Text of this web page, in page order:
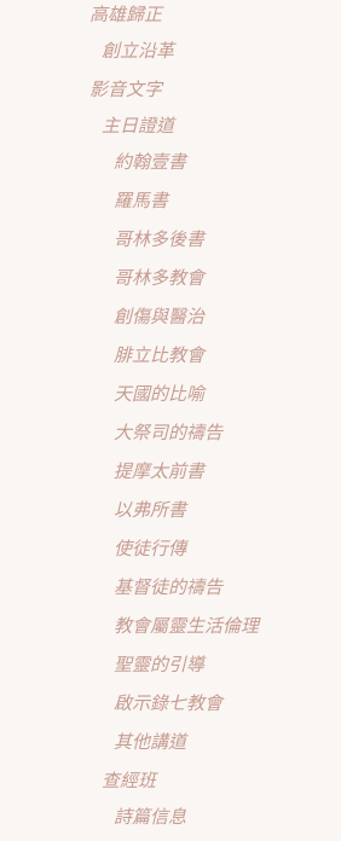
高雄歸正
創立沿革
影音文字
主日證道
約翰壹書
羅馬書
哥林多後書
哥林多教會
創傷與醫治
腓立比教會
天國的比喻
大祭司的禱告
提摩太前書
以弗所書
使徒行傳
基督徒的禱告
教會屬靈生活倫理
聖靈的引導
啟示錄七教會
其他講道
查經班
詩篇信息